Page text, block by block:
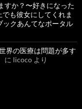
すか？〜好きになった
も彼女にしてくれま
ックあんてなポータル
界の医療は問題が多す
に licoco より